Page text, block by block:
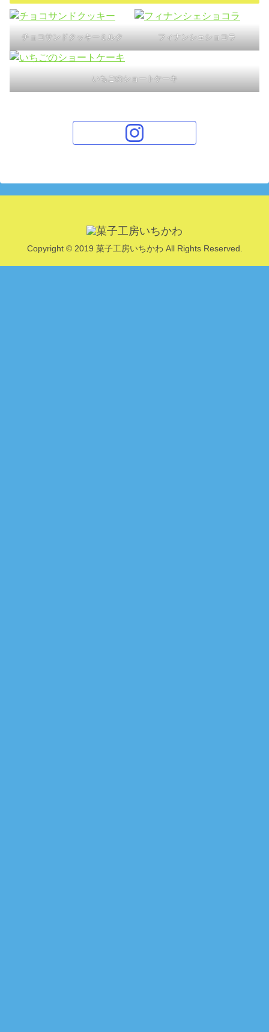
チョコサンドクッキーミルク フィナンシェショコラ
いちごのショートケーキ
Copyright © 2019 菓子工房いちかわ All Rights Reserved.